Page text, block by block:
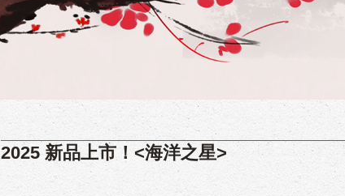
2025 新品上市！<海洋之星>